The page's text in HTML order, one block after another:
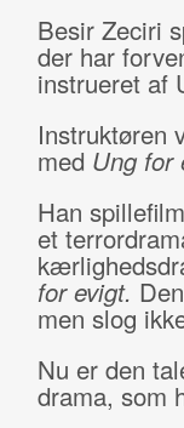
Besir Zeciri
der har
instrueret af
Instruktøren
med Ung for
Han
et
for evigt.
men slog
Nu er den
drama, som